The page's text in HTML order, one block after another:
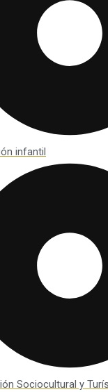
infantil
Sociocultural y